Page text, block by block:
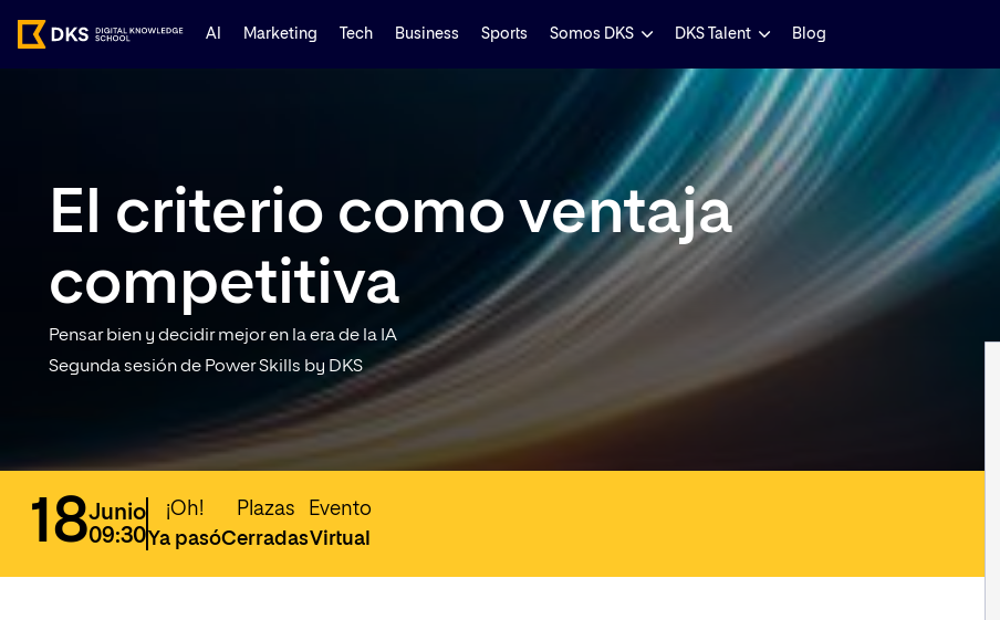
AI Marketing Tech Business Sports Somos DKS DKS Talent Blog
El criterio como ventaja
competitiva
Pensar bien y decidir mejor en la era de la IA
Segunda sesión de Power Skills by DKS
18Junio
09:30
¡Oh!
Ya pasó
Plazas
Cerradas
Evento
Virtual